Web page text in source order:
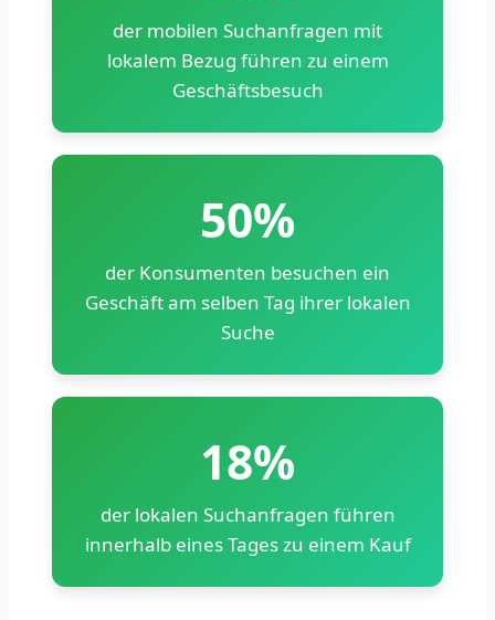
der mobilen Suchanfragen mit
lokalem Bezug führen zu einem
Geschäftsbesuch
50%
der Konsumenten besuchen ein
Geschäft am selben Tag ihrer lokalen
Suche
18%
der lokalen Suchanfragen führen
innerhalb eines Tages zu einem Kauf